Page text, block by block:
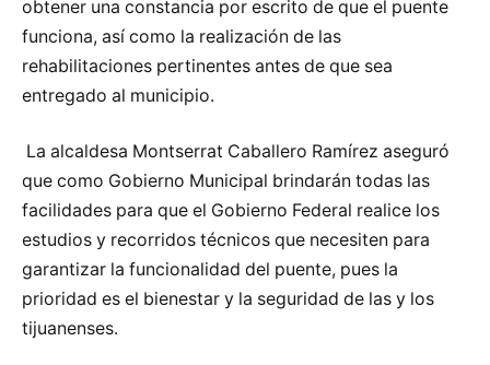
obtener una constancia por escrito de que el puente
funciona, así como la realización de las
rehabilitaciones pertinentes antes de que sea
entregado al municipio.
La alcaldesa Montserrat Caballero Ramírez aseguró
que como Gobierno Municipal brindarán todas las
facilidades para que el Gobierno Federal realice los
estudios y recorridos técnicos que necesiten para
garantizar la funcionalidad del puente, pues la
prioridad es el bienestar y la seguridad de las y los
tijuanenses.